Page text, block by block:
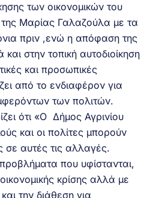
των οικονομικών του
Μαρίας Γαλαζούλα με τα
πριν ,ενώ η απόφαση της
στην τοπική αυτοδιοίκηση
και προσωπικές
από το ενδιαφέρον για
των πολιτών.
ότι «Ο Δήμος Αγρινίου
και οι πολίτες μπορούν
σε αυτές τις αλλαγές.
που υφίστανται,
κρίσης αλλά με
την διάθεση για